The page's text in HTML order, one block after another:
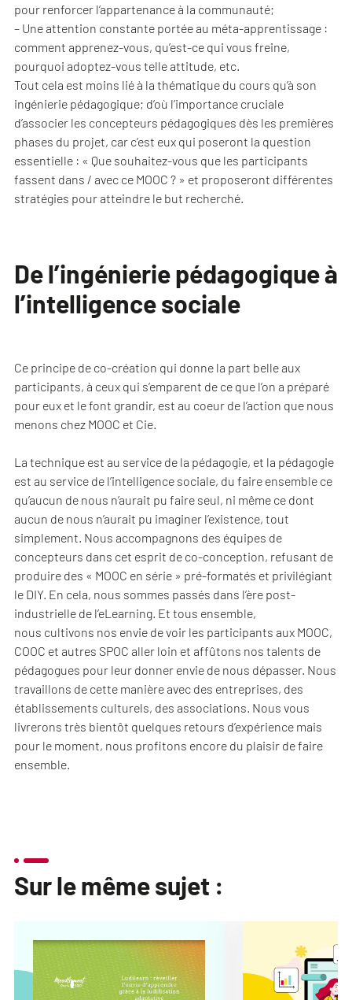
pour renforcer l’appartenance à la communauté;
– Une attention constante portée au méta-apprentissage :
comment apprenez-vous, qu’est-ce qui vous freine,
pourquoi adoptez-vous telle attitude, etc.
Tout cela est moins lié à la thématique du cours qu’à son
ingénierie pédagogique; d’où l’importance cruciale
d’associer les concepteurs pédagogiques dès les premières
phases du projet, car c’est eux qui poseront la question
essentielle : « Que souhaitez-vous que les participants
fassent dans / avec ce MOOC ? » et proposeront différentes
stratégies pour atteindre le but recherché.
De l’ingénierie pédagogique à
l’intelligence sociale
Ce principe de co-création qui donne la part belle aux
participants, à ceux qui s’emparent de ce que l’on a préparé
pour eux et le font grandir, est au coeur de l’action que nous
menons chez MOOC et Cie.
La technique est au service de la pédagogie, et la pédagogie
est au service de l’intelligence sociale, du faire ensemble ce
qu’aucun de nous n’aurait pu faire seul, ni même ce dont
aucun de nous n’aurait pu imaginer l’existence, tout
simplement. Nous accompagnons des équipes de
concepteurs dans cet esprit de co-conception, refusant de
produire des « MOOC en série » pré-formatés et privilégiant
le DIY. En cela, nous sommes passés dans l’ère post-
industrielle de l’eLearning. Et tous ensemble,
nous cultivons nos envie de voir les participants aux MOOC,
COOC et autres SPOC aller loin et affûtons nos talents de
pédagogues pour leur donner envie de nous dépasser. Nous
travaillons de cette manière avec des entreprises, des
établissements culturels, des associations. Nous vous
livrerons très bientôt quelques retours d’expérience mais
pour le moment, nous profitons encore du plaisir de faire
ensemble.
Sur le même sujet :